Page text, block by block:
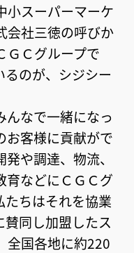
小スーパーマーケ
会社三徳の呼びか
ＧＣグループで
るのが、シジシー
なで一緒になっ
お客様に貢献がで
や調達、物流、
育などにＣＧＣグ
たちはそれを協業
賛同し加盟したス
全国各地に約220